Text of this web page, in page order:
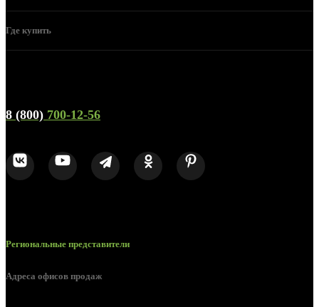
Где купить
8 (800) 700-12-56
Региональные представители
Адреса офисов продаж